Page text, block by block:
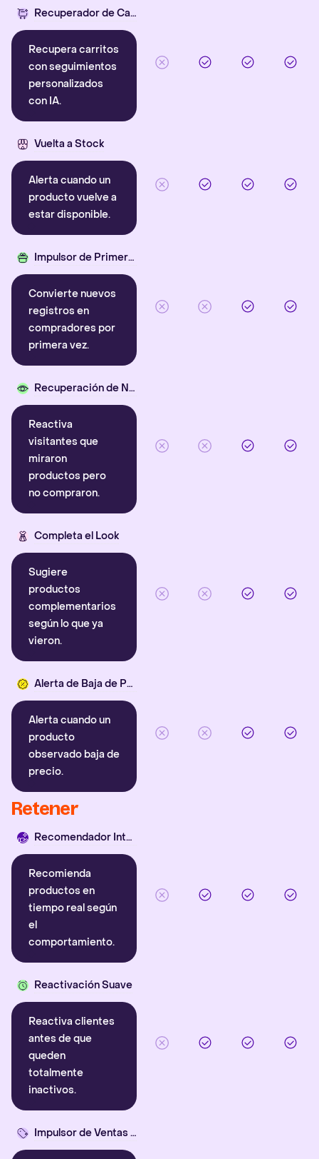
Recuperador de Carritos con IA
Recupera carritos
con seguimientos
personalizados
con IA.
Vuelta a Stock
Alerta cuando un
producto vuelve a
estar disponible.
Impulsor de Primera Compra
Convierte nuevos
registros en
compradores por
primera vez.
Recuperación de Navegación
Reactiva
visitantes que
miraron
productos pero
no compraron.
Completa el Look
Sugiere
productos
complementarios
según lo que ya
vieron.
Alerta de Baja de Precio
Alerta cuando un
producto
observado baja de
precio.
Retener
Recomendador Inteligente
Recomienda
productos en
tiempo real según
el
comportamiento.
Reactivación Suave
Reactiva clientes
antes de que
queden
totalmente
inactivos.
Impulsor de Ventas Cruzadas